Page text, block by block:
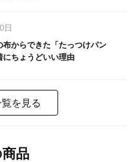
日
布からできた「たっつけパン
にちょうどいい理由
を見る
品